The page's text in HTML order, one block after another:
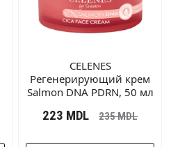
CELENES
Регенерирующий крем
Salmon DNA PDRN, 50 мл
223 MDL 235MDL